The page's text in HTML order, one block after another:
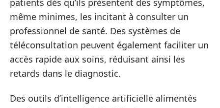
même minimes, les incitant à consulter un
professionnel de santé. Des systèmes de
téléconsultation peuvent également faciliter un
accès rapide aux soins, réduisant ainsi les
retards dans le diagnostic.
Des outils d’intelligence artificielle alimentés